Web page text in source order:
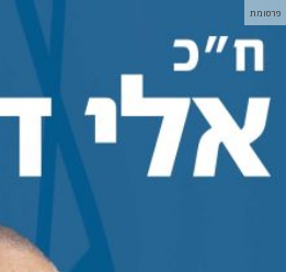
פרסומת